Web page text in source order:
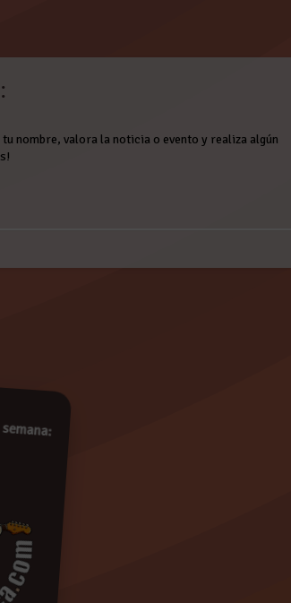
nombre, valora la noticia o evento y realiza algún
de Carácter Personal, le informamos que los datos que nos facilite
de la base de datos de Conciertos en Salamanca. Ud. tiene el
información recopilada y rectificarla y/o cancelarla, así como a
enviando un e-mail a
y dirección. Si en el plazo de un mes no ha dado ninguna
que da su consentimiento aunque éste será revocable en
información: